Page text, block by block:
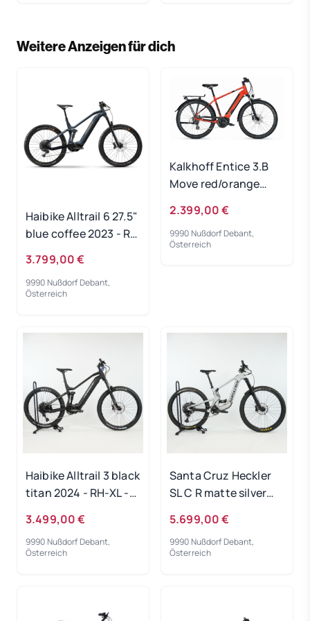
Weitere Anzeigen für dich
Haibike Alltrail 6 27.5"
blue coffee 2023 - RH
Ausstellungsrad
3.799,00 €
9990 Nußdorf Debant,
Österreich
Kalkhoff Entice 3.B
Move red/orange
cm Gebrauchtrad
2.399,00 €
9990 Nußdorf Debant,
Österreich
Haibike Alltrail 3 black
titan 2024 - RH-XL -
3.499,00 €
9990 Nußdorf Debant,
Österreich
Santa Cruz Heckler
SL C R matte silver
5.699,00 €
9990 Nußdorf Debant,
Österreich